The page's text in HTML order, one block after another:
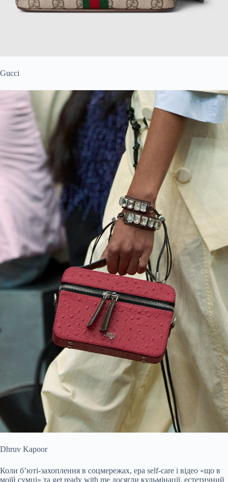
Gucci
Dhruv Kapoor
Коли б’юті-захоплення в соцмережах, ера self-care і відео «що в
моїй сумці» та get ready with me досягли кульмінації, естетичний